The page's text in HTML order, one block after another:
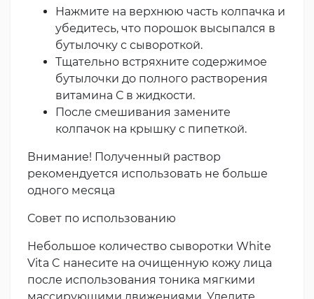
Нажмите на верхнюю часть колпачка и
убедитесь, что порошок высыпался в
бутылочку с сывороткой.
Тщательно встряхните содержимое
бутылочки до полного растворения
витамина С в жидкости.
После смешивания замените
колпачок на крышку с пипеткой.
Внимание! Полученный раствор
рекомендуется использовать не больше
одного месяца
Совет по использованию
Небольшое количество сыворотки White
Vita C нанесите на очищенную кожу лица
после использования тоника мягкими
массирующими движениями. Уделите